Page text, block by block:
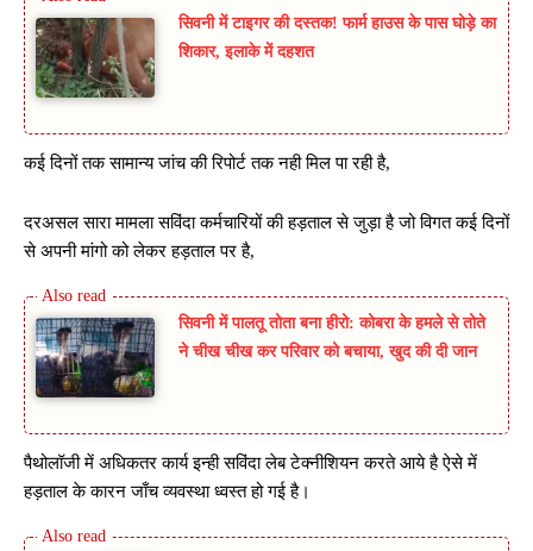
सिवनी में टाइगर की दस्तक! फार्म हाउस के पास घोड़े का
शिकार, इलाके में दहशत
कई दिनों तक सामान्य जांच की रिपोर्ट तक नही मिल पा रही है,
दरअसल सारा मामला सविंदा कर्मचारियों की हड़ताल से जुड़ा है जो विगत कई दिनों
से अपनी मांगो को लेकर हड़ताल पर है,
सिवनी में पालतू तोता बना हीरो: कोबरा के हमले से तोते
ने चीख चीख कर परिवार को बचाया, खुद की दी जान
पैथोलॉजी में अधिकतर कार्य इन्ही सविंदा लेब टेक्नीशियन करते आये है ऐसे में
हड़ताल के कारन जाँच व्यवस्था ध्वस्त हो गई है।